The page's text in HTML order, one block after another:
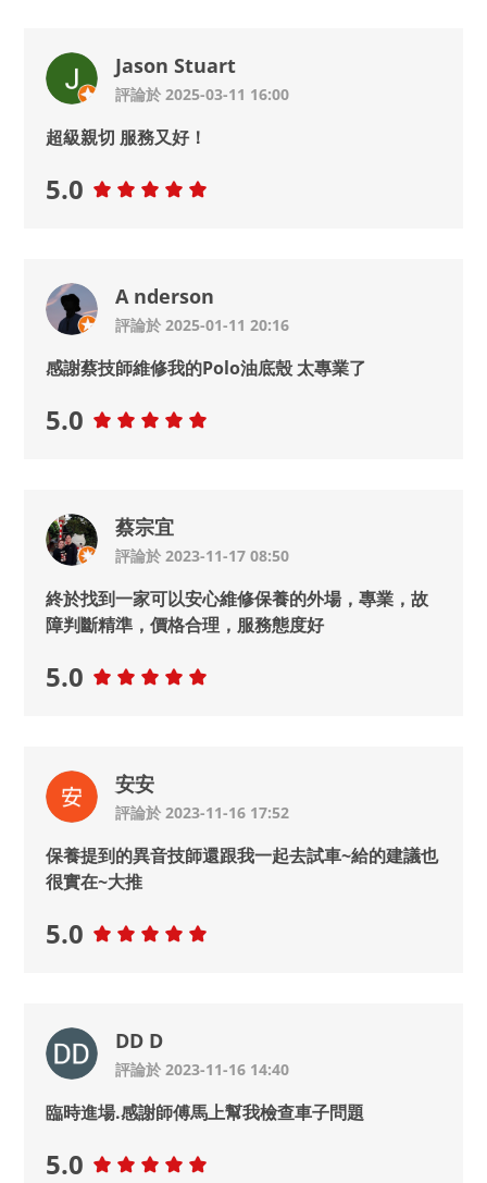
Jason Stuart
評論於 2025-03-11 16:00
超級親切 服務又好！
5.0
A nderson
評論於 2025-01-11 20:16
感謝蔡技師維修我的Polo油底殼 太專業了
5.0
蔡宗宜
評論於 2023-11-17 08:50
終於找到一家可以安心維修保養的外場，專業，故
障判斷精準，價格合理，服務態度好
5.0
安安
評論於 2023-11-16 17:52
保養提到的異音技師還跟我一起去試車~給的建議也
很實在~大推
5.0
DD D
評論於 2023-11-16 14:40
臨時進場.感謝師傅馬上幫我檢查車子問題
5.0